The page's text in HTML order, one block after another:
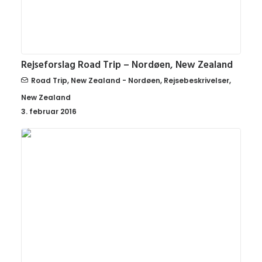
Rejseforslag Road Trip – Nordøen, New Zealand
Road Trip, New Zealand - Nordøen, Rejsebeskrivelser,
New Zealand
3. februar 2016